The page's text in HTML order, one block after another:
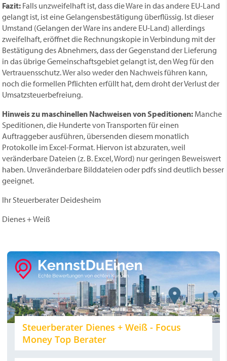
Fazit: Falls unzweifelhaft ist, dass die Ware in das andere EU-Land
gelangt ist, ist eine Gelangensbestätigung überflüssig. Ist dieser
Umstand (Gelangen der Ware ins andere EU-Land) allerdings
zweifelhaft, eröffnet die Rechnungskopie in Verbindung mit der
Bestätigung des Abnehmers, dass der Gegenstand der Lieferung
in das übrige Gemeinschaftsgebiet gelangt ist, den Weg für den
Vertrauensschutz. Wer also weder den Nachweis führen kann,
noch die formellen Pflichten erfüllt hat, dem droht der Verlust der
Umsatzsteuerbefreiung.
Hinweis zu maschinellen Nachweisen von Speditionen: Manche
Speditionen, die Hunderte von Transporten für einen
Auftraggeber ausführen, übersenden diesem monatlich
Protokolle im Excel-Format. Hiervon ist abzuraten, weil
veränderbare Dateien (z. B. Excel, Word) nur geringen Beweiswert
haben. Unveränderbare Bilddateien oder pdfs sind deutlich besser
geeignet.
Ihr Steuerberater Deidesheim
Dienes + Weiß
Steuerberater Dienes + Weiß - Focus
Money Top Berater